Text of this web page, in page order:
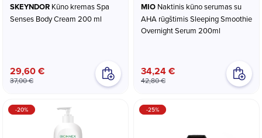
SKEYNDOR
Senses Body Cream 200 ml
29,60 €
37,00 €
MIO
AHA rūgštimis Sleeping Smoothie
Overnight Serum 200ml
34,24 €
42,80 €
-20% -25%